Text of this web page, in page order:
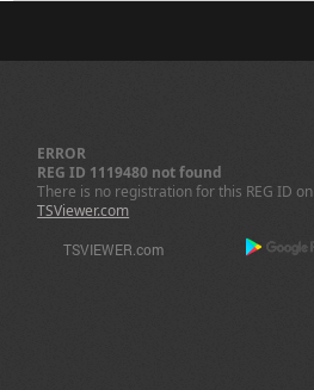
ERROR
REG ID 1119480 not found
There is no registration for this REG ID on
TSViewer.com